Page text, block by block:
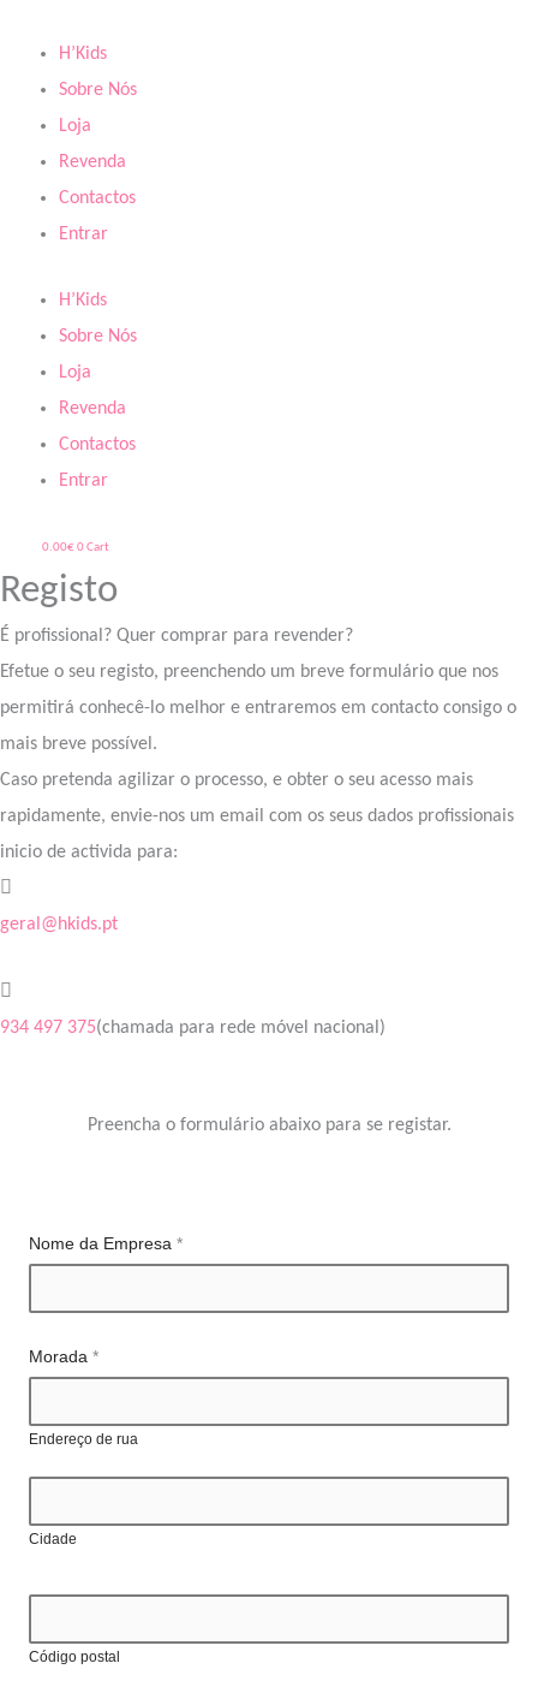
content
H’Kids
Sobre Nós
Loja
Revenda
Contactos
Entrar
H’Kids
Sobre Nós
Loja
Revenda
Contactos
Entrar
0.00€ 0Cart
Registo
É profissional? Quer comprar para revender?
Efetue o seu registo, preenchendo um breve formulário que nos
permitirá conhecê-lo melhor e entraremos em contacto consigo o
mais breve possível.
Caso pretenda agilizar o processo, e obter o seu acesso mais
rapidamente, envie-nos um email com os seus dados profissionais
inicio de activida para:
geral@hkids.pt
934 497 375(chamada para rede móvel nacional)
Preencha o formulário abaixo para se registar.
Nome da Empresa*
Morada*
Endereço de rua
Cidade
Código postal